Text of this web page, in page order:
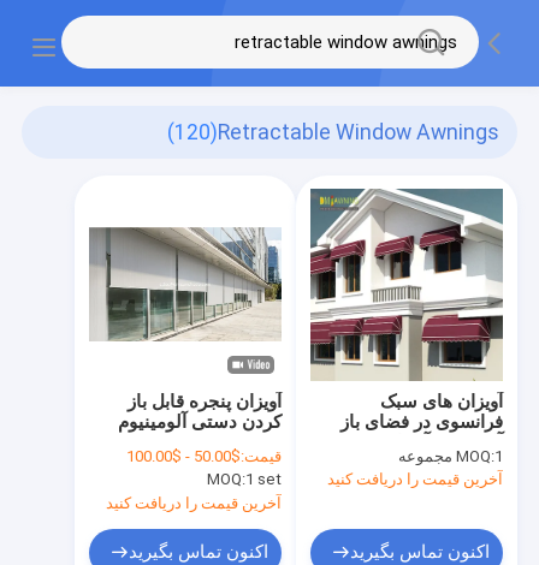
Retractable Window Awnings
(120)
آویزان پنجره قابل باز
کردن دستی آلومینیوم
قیمت:$50.00 - $100.00
MOQ:1 set
آخرین قیمت را دریافت کنید
اکنون تماس بگیرید
آویزان های سبک
فرانسوی در فضای باز
قابل باز شدن
MOQ:1 مجموعه
آخرین قیمت را دریافت کنید
اکنون تماس بگیرید